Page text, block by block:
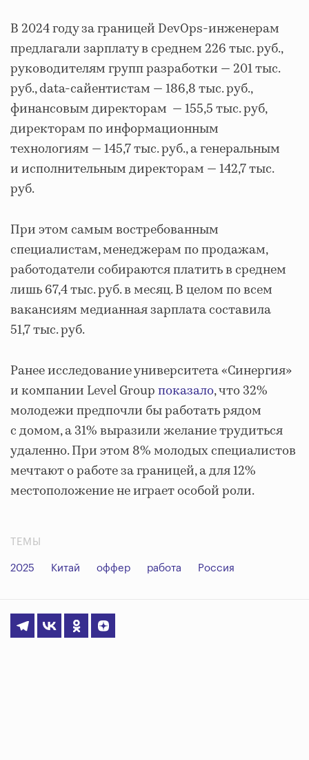
В 2024 году за границей DevOps-инженерам
предлагали зарплату в среднем 226 тыс. руб.,
руководителям групп разработки — 201 тыс.
руб., data-сайентистам — 186,8 тыс. руб.,
финансовым директорам — 155,5 тыс. руб,
директорам по информационным
технологиям — 145,7 тыс. руб., а генеральным
и исполнительным директорам — 142,7 тыс.
руб.
При этом самым востребованным
специалистам, менеджерам по продажам,
работодатели собираются платить в среднем
лишь 67,4 тыс. руб. в месяц. В целом по всем
вакансиям медианная зарплата составила
51,7 тыс. руб.
Ранее исследование университета «Синергия»
и компании Level Groupпоказало, что 32%
молодежи предпочли бы работать рядом
с домом, а 31% выразили желание трудиться
удаленно. При этом 8% молодых специалистов
мечтают о работе за границей, а для 12%
местоположение не играет особой роли.
ТЕМЫ
2025 Китай оффер работа Россия